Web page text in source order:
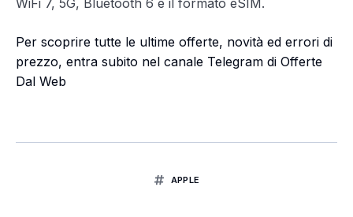
Per scoprire tutte le ultime offerte, novità ed errori di
prezzo, entra subito nel canale Telegram di Offerte
Dal Web
APPLE